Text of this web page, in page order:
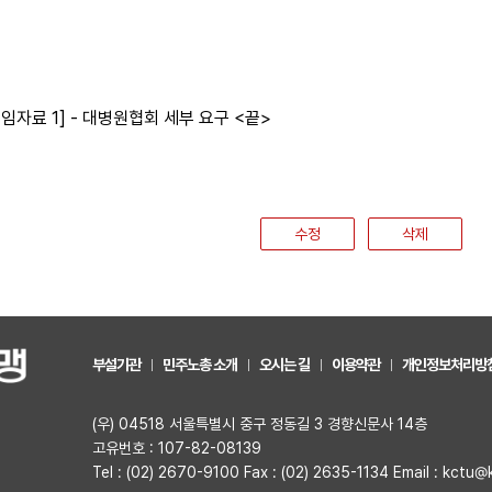
자료 1] - 대병원협회 세부 요구 <끝>
수정 삭제
부설기관 민주노총 소개 오시는 길 이용약관 개인정보처리방
(우) 04518 서울특별시 중구 정동길 3 경향신문사 14층
고유번호 : 107-82-08139
Tel : (02) 2670-9100 Fax : (02) 2635-1134 Email :